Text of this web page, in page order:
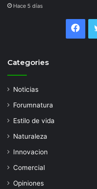
Hace 5 días
Categories
Noticias
Forumnatura
Estilo de vida
Naturaleza
Innovacion
Comercial
Opiniones